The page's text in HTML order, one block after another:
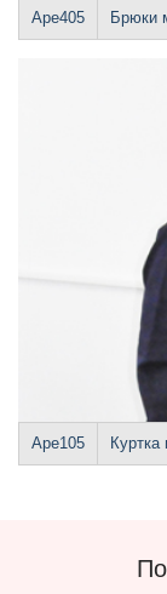
Аре405 Брюки
Аре105